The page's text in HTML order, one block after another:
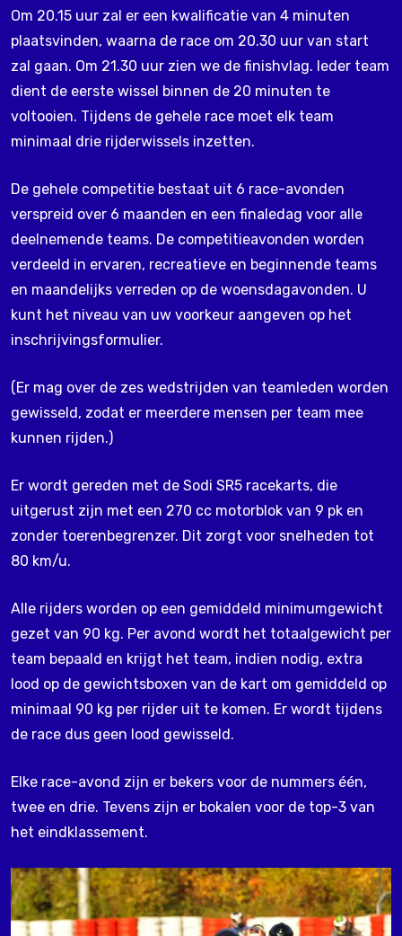
Om 20.15 uur zal er een kwalificatie van 4 minuten
plaatsvinden, waarna de race om 20.30 uur van start
zal gaan. Om 21.30 uur zien we de finishvlag. Ieder team
dient de eerste wissel binnen de 20 minuten te
voltooien. Tijdens de gehele race moet elk team
minimaal drie rijderwissels inzetten.
De gehele competitie bestaat uit 6 race-avonden
verspreid over 6 maanden en een finaledag voor alle
deelnemende teams. De competitieavonden worden
verdeeld in ervaren, recreatieve en beginnende teams
en maandelijks verreden op de woensdagavonden. U
kunt het niveau van uw voorkeur aangeven op het
inschrijvingsformulier.
(Er mag over de zes wedstrijden van teamleden worden
gewisseld, zodat er meerdere mensen per team mee
kunnen rijden.)
Er wordt gereden met de Sodi SR5 racekarts, die
uitgerust zijn met een 270 cc motorblok van 9 pk en
zonder toerenbegrenzer. Dit zorgt voor snelheden tot
80 km/u.
Alle rijders worden op een gemiddeld minimumgewicht
gezet van 90 kg. Per avond wordt het totaalgewicht per
team bepaald en krijgt het team, indien nodig, extra
lood op de gewichtsboxen van de kart om gemiddeld op
minimaal 90 kg per rijder uit te komen. Er wordt tijdens
de race dus geen lood gewisseld.
Elke race-avond zijn er bekers voor de nummers één,
twee en drie. Tevens zijn er bokalen voor de top-3 van
het eindklassement.